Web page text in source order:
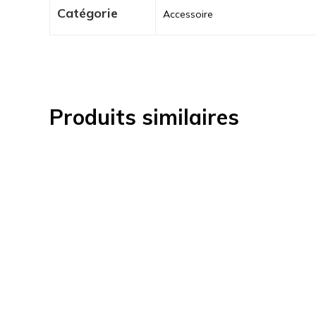
Catégorie Accessoire
Produits similaires